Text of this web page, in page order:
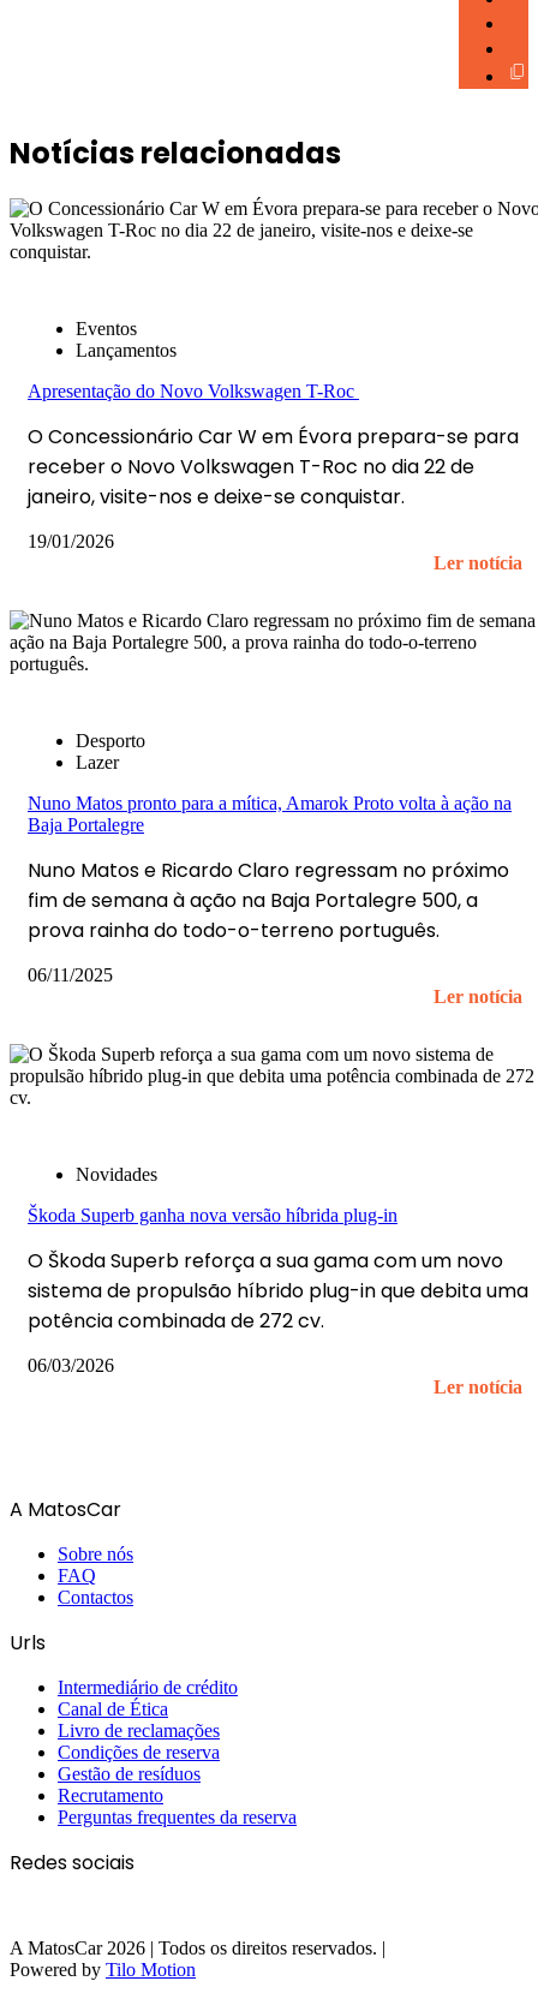
Notícias relacionadas
Eventos
Lançamentos
Apresentação do Novo Volkswagen T-Roc
O Concessionário Car W em Évora prepara-se para
receber o Novo Volkswagen T-Roc no dia 22 de
janeiro, visite-nos e deixe-se conquistar.
19/01/2026
Ler notícia
Desporto
Lazer
Nuno Matos pronto para a mítica, Amarok Proto volta à ação na
Baja Portalegre
Nuno Matos e Ricardo Claro regressam no próximo
fim de semana à ação na Baja Portalegre 500, a
prova rainha do todo-o-terreno português.
06/11/2025
Ler notícia
Novidades
Škoda Superb ganha nova versão híbrida plug-in
O Škoda Superb reforça a sua gama com um novo
sistema de propulsão híbrido plug-in que debita uma
potência combinada de 272 cv.
06/03/2026
Ler notícia
A MatosCar
Sobre nós
FAQ
Contactos
Urls
Intermediário de crédito
Canal de Ética
Livro de reclamações
Condições de reserva
Gestão de resíduos
Recrutamento
Perguntas frequentes da reserva
Redes sociais
A MatosCar 2026 | Todos os direitos reservados. |
Powered by Tilo Motion